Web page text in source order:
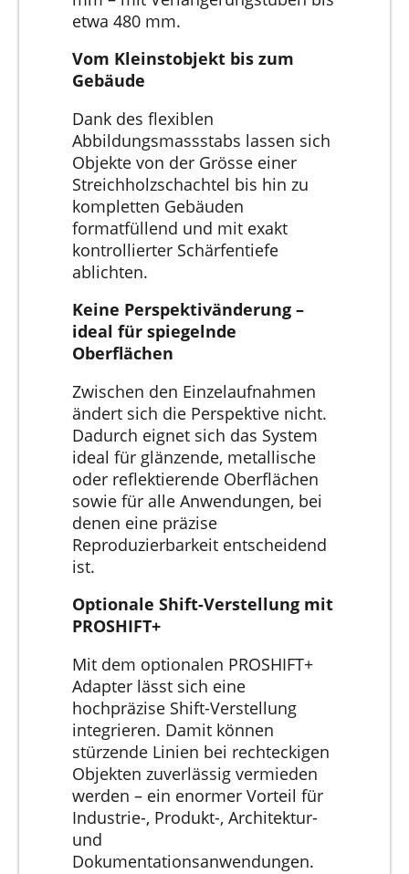
etwa 480 mm.
Vom Kleinstobjekt bis zum
Gebäude
Dank des flexiblen
Abbildungsmassstabs lassen sich
Objekte von der Grösse einer
Streichholzschachtel bis hin zu
kompletten Gebäuden
formatfüllend und mit exakt
kontrollierter Schärfentiefe
ablichten.
Keine Perspektivänderung –
ideal für spiegelnde
Oberflächen
Zwischen den Einzelaufnahmen
ändert sich die Perspektive nicht.
Dadurch eignet sich das System
ideal für glänzende, metallische
oder reflektierende Oberflächen
sowie für alle Anwendungen, bei
denen eine präzise
Reproduzierbarkeit entscheidend
ist.
Optionale Shift-Verstellung mit
PROSHIFT+
Mit dem optionalen PROSHIFT+
Adapter lässt sich eine
hochpräzise Shift-Verstellung
integrieren. Damit können
stürzende Linien bei rechteckigen
Objekten zuverlässig vermieden
werden – ein enormer Vorteil für
Industrie-, Produkt-, Architektur-
und
Dokumentationsanwendungen.